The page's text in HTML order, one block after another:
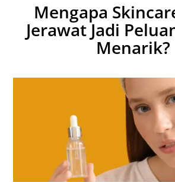
Mengapa
Jerawat Jadi
Menarik?